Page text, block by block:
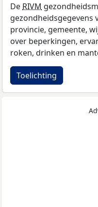
De RIVM
gezondheidsgegevens
provincie, gemeente,
over beperkingen,
roken, drinken en
Toelichting